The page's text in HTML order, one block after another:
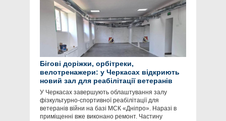
Бігові доріжки, орбітреки,
велотренажери: у Черкасах відкриють
новий зал для реабілітації ветеранів
У Черкасах завершують облаштування залу
фізкультурно-спортивної реабілітації для
ветеранів війни на базі МСК «Дніпро». Наразі в
приміщенні вже виконано ремонт. Частину